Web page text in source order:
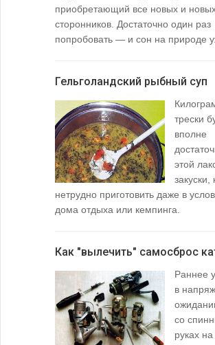
приобретающий все новых и
сторонников. Достаточно один раз
попробовать — и сон на природе
Гельголандский рыбный суп
трески
вполне
этой
закуски,
нетрудно приготовить даже в
дома отдыха или кемпинга.
Как "вылечить" самосброс
Раннее
в
со
руках